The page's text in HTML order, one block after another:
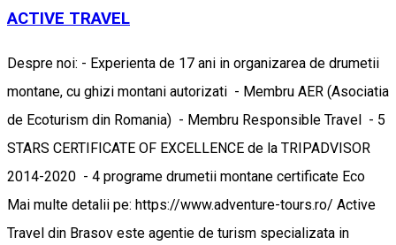
ACTIVE TRAVEL
Despre noi: - Experienta de 17 ani in organizarea de drumetii
montane, cu ghizi montani autorizati - Membru AER (Asociatia
de Ecoturism din Romania) - Membru Responsible Travel - 5
STARS CERTIFICATE OF EXCELLENCE de la TRIPADVISOR
2014-2020 - 4 programe drumetii montane certificate Eco
Mai multe detalii pe: https://www.adventure-tours.ro/ Active
Travel din Brasov este agentie de turism specializata in